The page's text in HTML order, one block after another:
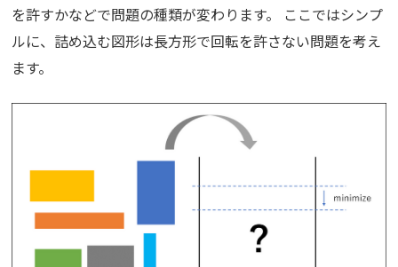
を許すかなどで問題の種類が変わります。 ここではシンプ
ルに、詰め込む図形は長方形で回転を許さない問題を考え
ます。